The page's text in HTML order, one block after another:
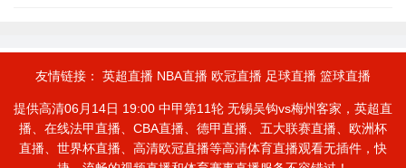
友情链接： 英超直播 NBA直播 欧冠直播 足球直播 篮球直播
提供高清06月14日 19:00 中甲第11轮 无锡吴钩vs梅州客家，英超直
播、在线法甲直播、CBA直播、德甲直播、五大联赛直播、欧洲杯
直播、世界杯直播、高清欧冠直播等高清体育直播观看无插件，快